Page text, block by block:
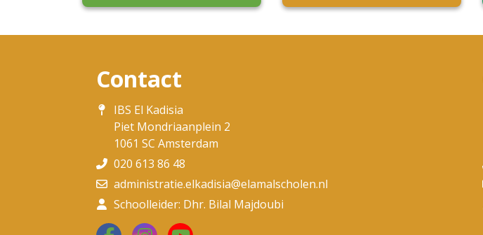
Contact
IBS El Kadisia
Piet Mondriaanplein 2
1061 SC Amsterdam
020 613 86 48
administratie.elkadisia@elamalscholen.nl
Schoolleider: Dhr. Bilal Majdoubi